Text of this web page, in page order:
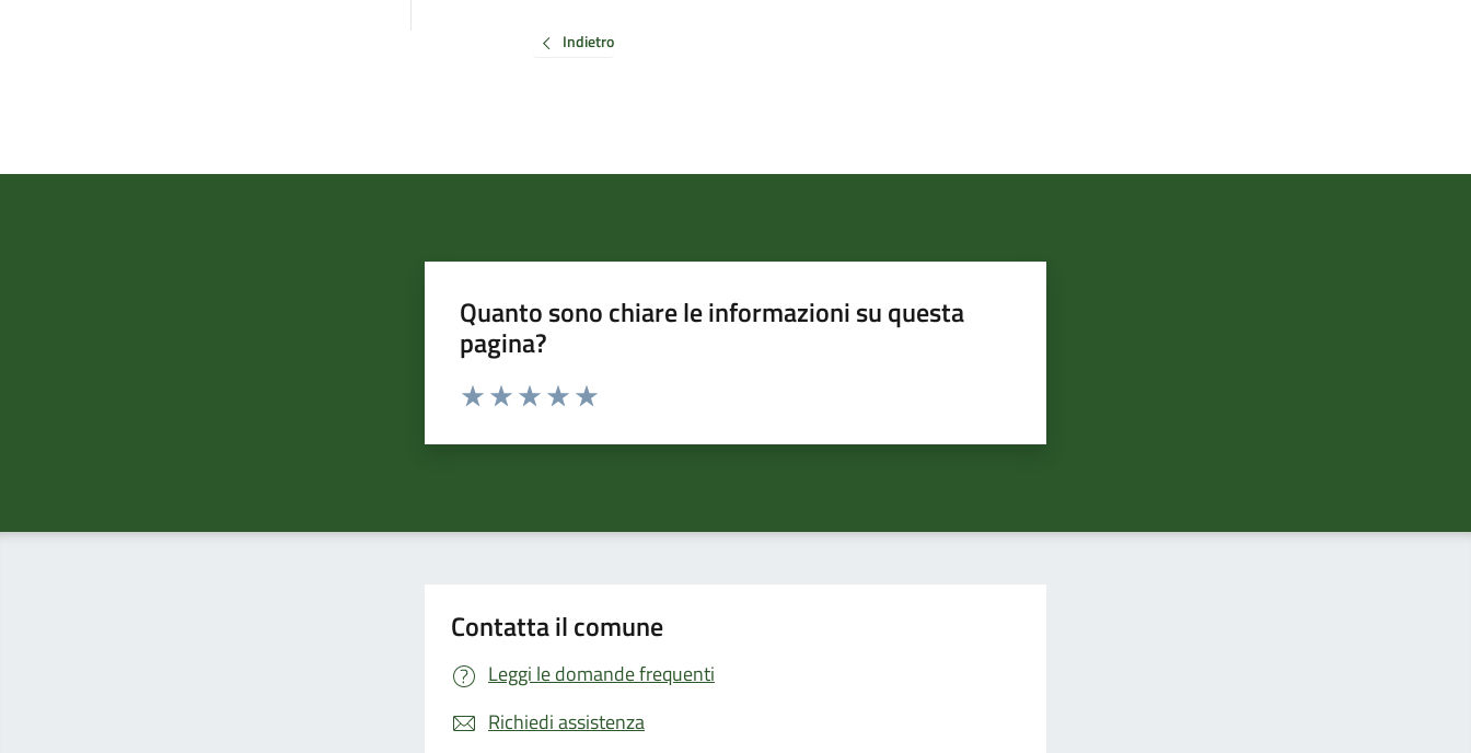
Indietro
Quanto sono chiare le informazioni su questa
pagina?
Valuta da 1 a 5 stelle la pagina
Contatta il comune
Leggi le domande frequenti
Richiedi assistenza